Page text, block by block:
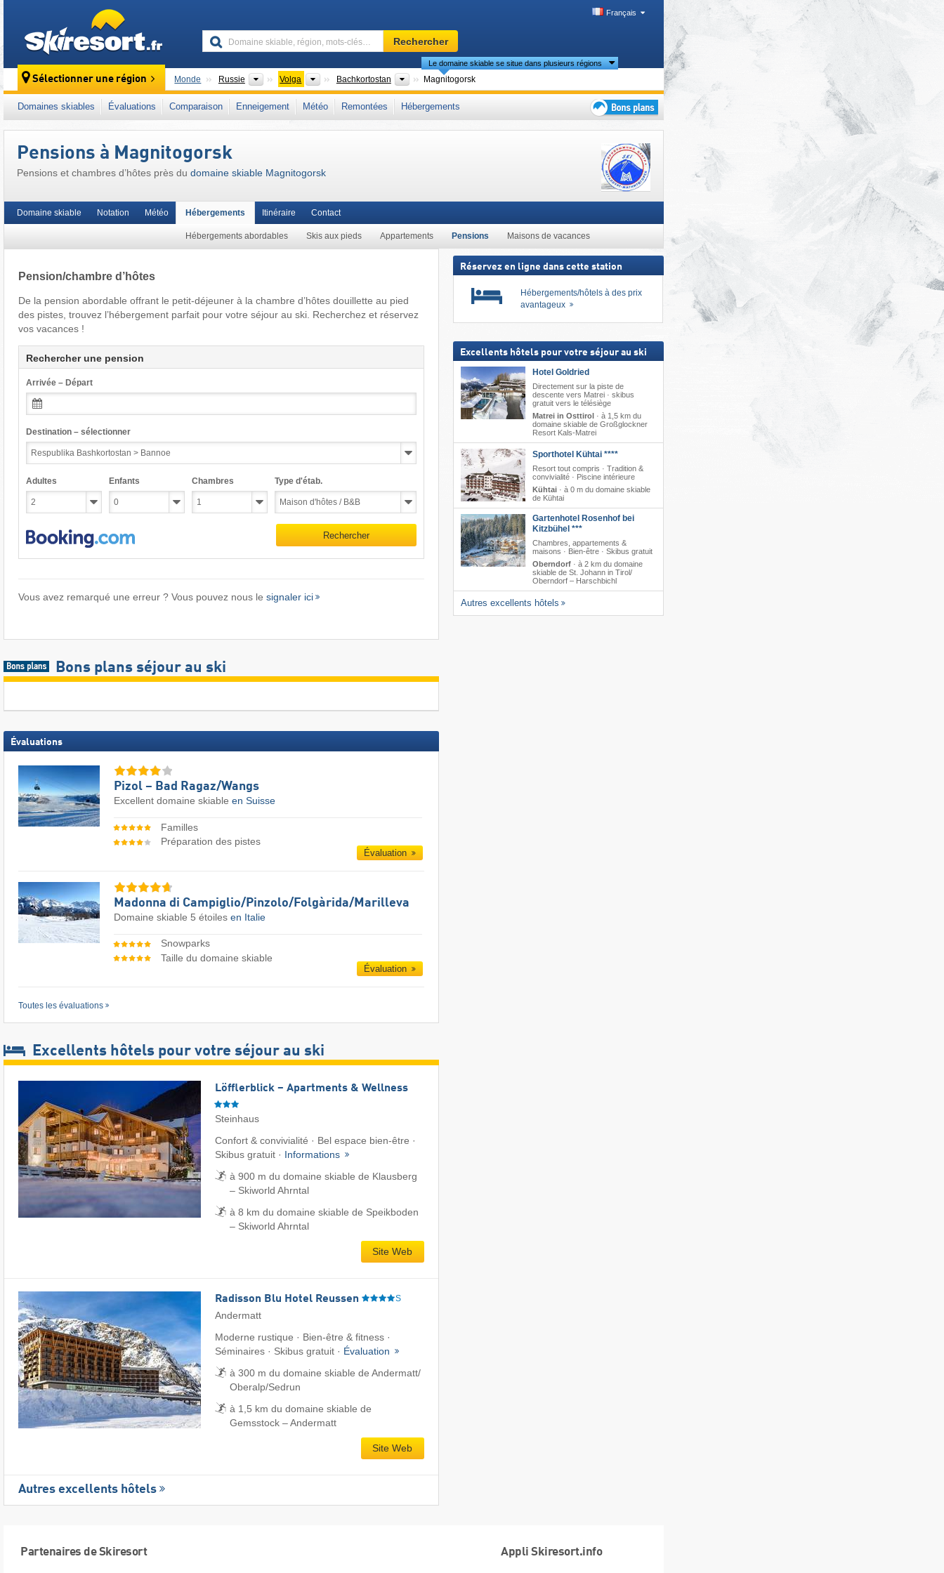
Français
Domaine
skiable,
mots-
clés…
Rechercher
Sélectionner une région Monde Russie PaysVolga Districts fédéraux
Bachkortostan République
Le domaine skiable se situe dans plusieurs régions
Magnitogorsk
Ce domaine skiable se situe aussi dans : Oural méridional Oural , Asie
Domaines skiables Évaluations Comparaison Enneigement Météo Remontées
Hébergements
séjour
Pensions à Magnitogorsk
Pensions et chambres d’hôtes près du domaine skiable Magnitogorsk
Domaine skiable Notation Météo Hébergements
Hébergements abordables Skis aux pieds Appartements Pensions Maisons de vacances
Itinéraire Contact
Pension/chambre d’hôtes
De la pension abordable offrant le petit-déjeuner à la chambre d’hôtes douillette au pied
des pistes, trouvez l’hébergement parfait pour votre séjour au ski. Recherchez et réservez
vos vacances !
Rechercher une pension
Arrivée – Départ
Destination – sélectionner
Adultes Enfants Chambres Type d'étab.
Rechercher
Vous avez remarqué une erreur ? Vous pouvez nous le signaler ici
Bons plans séjour au ski
Évaluations
Pizol – Bad Ragaz/​Wangs
Excellent domaine skiable en Suisse
Familles
Préparation des pistes
Évaluation
Madonna di Campiglio/​Pinzolo/​Folgàrida/​Marilleva
Domaine skiable 5 étoiles en Italie
Snowparks
Taille du domaine skiable
Évaluation
Toutes les évaluations
Excellents hôtels pour votre séjour au ski
Löfflerblick – Apartments & Wellness
Steinhaus
Confort & convivialité · Bel espace bien-être ·
Skibus gratuit · Informations
à 900 m du domaine skiable de Klausberg
– Skiworld Ahrntal
à 8 km du domaine skiable de Speikboden
– Skiworld Ahrntal
Site Web
Radisson Blu Hotel Reussen S
Andermatt
Moderne rustique · Bien-être & fitness ·
Séminaires · Skibus gratuit · Évaluation
à 300 m du domaine skiable de Andermatt/​
Oberalp/​Sedrun
à 1,5 km du domaine skiable de
Gemsstock – Andermatt
Site Web
Autres excellents hôtels
Réservez en ligne dans cette station
Hébergements/hôtels à des prix
avantageux
Excellents hôtels pour votre séjour au ski
Hotel Goldried
Directement sur la piste de
descente vers Matrei · skibus
gratuit vers le télésiège
Matrei in Osttirol· à 1,5 km du
domaine skiable de Großglockner
Resort Kals-Matrei
Sporthotel Kühtai ****
Resort tout compris · Tradition &
convivialité · Piscine intérieure
Kühtai· à 0 m du domaine skiable
de Kühtai
Gartenhotel Rosenhof bei
Kitzbühel ***
Chambres, appartements &
maisons · Bien-être · Skibus gratuit
Oberndorf · à 2 km du domaine
skiable de St. Johann in Tirol/​
Oberndorf – Harschbichl
Autres excellents hôtels
Partenaires de Skiresort Appli Skiresort.info